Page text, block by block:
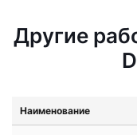
Другие
Наименование